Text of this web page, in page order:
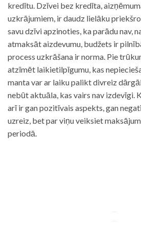
kredītu. Dzīvei bez kredīta,
uzkrājumiem, ir daudz lielāku
savu dzīvi apzinoties, ka parādu nav,
atmaksāt aizdevumu, budžets ir
process uzkrāšana ir norma. Pie
atzīmēt laikietilpīgumu, kas
manta var ar laiku palikt divreiz
nebūt aktuāla, kas vairs nav izdevīgi.
arī ir gan pozitīvais aspekts, gan
uzreiz, bet par viņu veiksiet
periodā.